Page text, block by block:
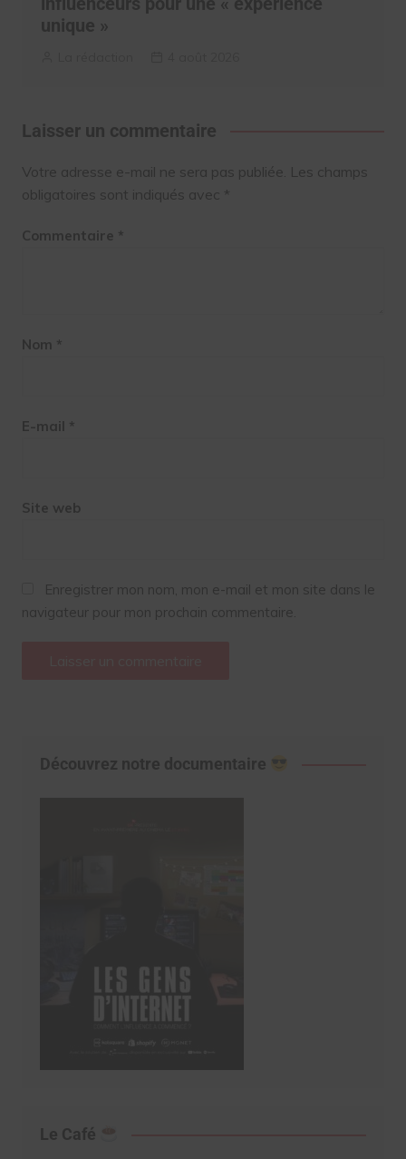
unique »
Laisser un commentaire
Votre adresse e-mail ne sera pas publiée. Les champs
obligatoires sont indiqués avec *
Commentaire *
Nom *
E-mail *
Site web
Enregistrer mon nom, mon e-mail et mon site dans le
navigateur pour mon prochain commentaire.
Découvrez notre documentaire
Le Café